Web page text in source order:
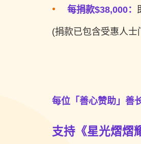
每捐款$38,000：
(捐款已包含受惠人士
每位「善心赞助」善
支持《星光熠熠